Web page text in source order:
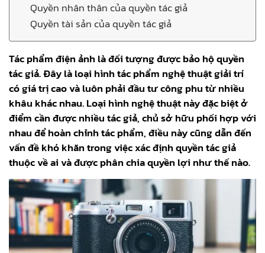
Quyền nhân thân của quyền tác giả
Quyền tài sản của quyền tác giả
Tác phẩm điện ảnh là đối tượng được bảo hộ quyền
tác giả. Đây là loại hình tác phẩm nghệ thuật giải trí
có giá trị cao và luôn phải đầu tư công phu từ nhiều
khâu khác nhau. Loại hình nghệ thuật này đặc biệt ở
điểm cần được nhiều tác giả, chủ sở hữu phối hợp với
nhau để hoàn chỉnh tác phẩm, điều này cũng dẫn đến
vấn đề khó khăn trong việc xác định quyền tác giả
thuộc về ai và được phân chia quyền lợi như thế nào.